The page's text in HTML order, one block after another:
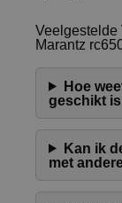
Veelgestelde
Marantz
Hoe
geschikt
Kan ik
met